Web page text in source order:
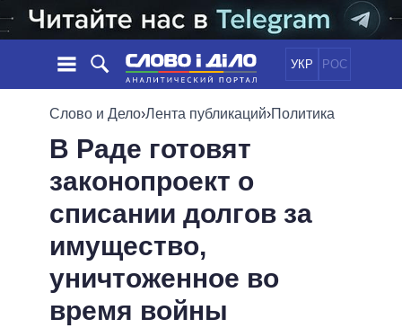
УКР РОС
НОВОСТИ
ЛЕНТА
СОБЫТИЯ
СТАТЬИ
ОБЗОРЫ
ДАЙДЖЕСТЫ
ПОЛИТИКА
ЭКОНОМИКА
ОБЩЕСТВО
ОБЕЩАНИЯ
ПОЛИТИКИ
ПРЕЗИДЕНТ И ОФИС
ВЕРХОВНАЯ РАДА
КАБИНЕТ МИНИСТРОВ
ИНФОГРАФИКА
ВИДЕО
ПОДДЕРЖАТЬ
Слово и Дело›Лента публикаций›Политика
В Раде готовят
законопроект о
списании долгов за
имущество,
уничтоженное во
время войны